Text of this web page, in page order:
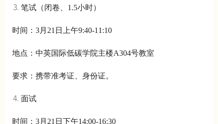
笔试（闭卷、1.5小时）
时间：3月21日上午9:40-11:10
地点：中英国际低碳学院主楼A304号教室
要求：携带准考证、身份证。
面试
时间：3月21日下午14:00-16:30